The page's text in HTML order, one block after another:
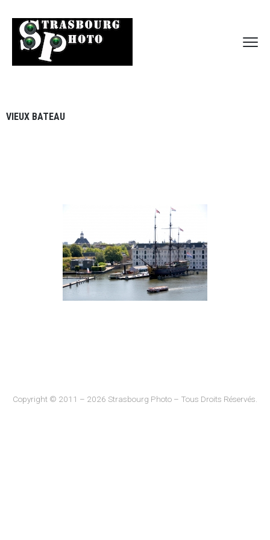
VIEUX BATEAU
Copyright © 2011 – 2026 Strasbourg Photo – Tous Droits Réservés.